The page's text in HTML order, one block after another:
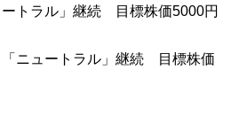
トラル」継続 目標株価5000円
ニュートラル」継続 目標株価